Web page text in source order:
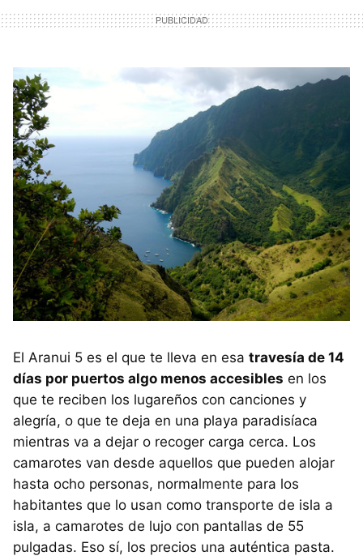
El Aranui 5 es el que te lleva en esa travesía de 14
días por puertos algo menos accesibles en los
que te reciben los lugareños con canciones y
alegría, o que te deja en una playa paradisíaca
mientras va a dejar o recoger carga cerca. Los
camarotes van desde aquellos que pueden alojar
hasta ocho personas, normalmente para los
habitantes que lo usan como transporte de isla a
isla, a camarotes de lujo con pantallas de 55
pulgadas. Eso sí, los precios una auténtica pasta.